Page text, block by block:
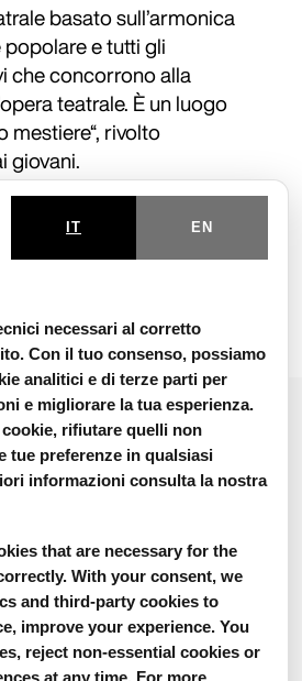
basato sull’armonica
popolare e tutti gli
che concorrono alla
teatrale. È un luogo
mestiere“, rivolto
giovani.​
la crescita
sia in termini
attraverso la
che in termini
attraverso
di forme
danze e canti
IT EN
necessari al corretto
Con il tuo consenso, possiamo
analitici e di terze parti per
e migliorare la tua esperienza.
rifiutare quelli non
tue preferenze in qualsiasi
informazioni consulta la nostra
that are necessary for the
With your consent, we
and third-party cookies to
improve your experience. You
reject non-essential cookies or
at any time. For more